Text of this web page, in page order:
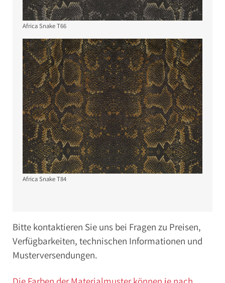
Africa Snake T66
Africa Snake T84
Bitte kontaktieren Sie uns bei Fragen zu Preisen,
Verfügbarkeiten, technischen Informationen und
Musterversendungen.